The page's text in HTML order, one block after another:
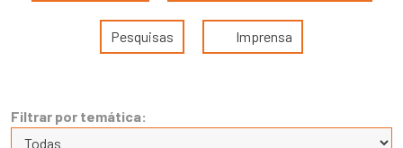
Pesquisas Imprensa
Filtrar por temática: